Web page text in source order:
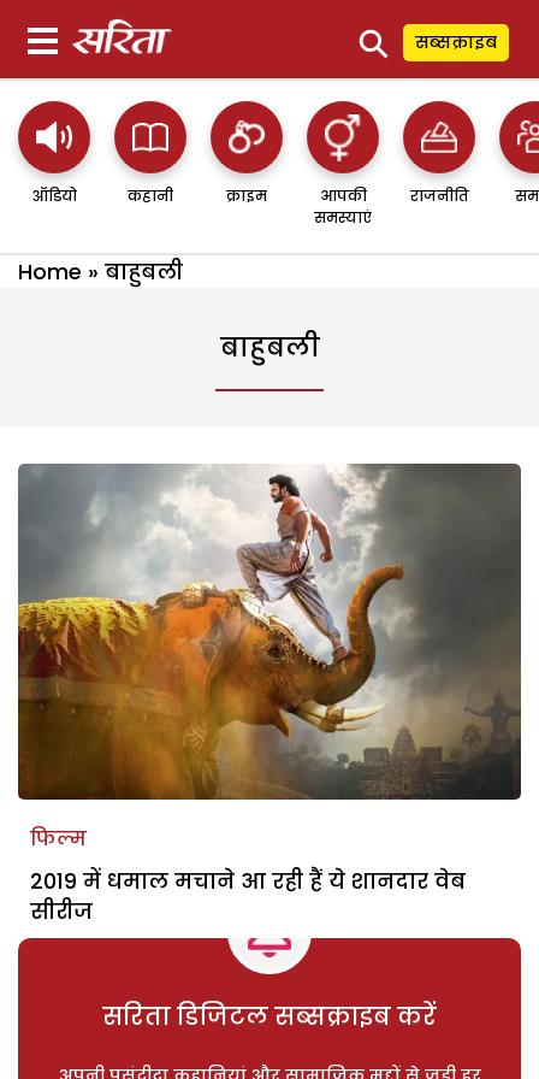
⚲ सब्सक्राइब
ऑडियो कहानी क्राइम
आपकी
समस्याएं
राजनीति
Home » बाहुबली
बाहुबली
फिल्म
2019 में धमाल मचाने आ रही हैं ये शानदार वेब
सीरीज
सरिता डिजिटल सब्सक्राइब करें